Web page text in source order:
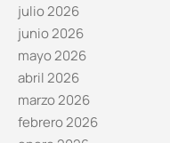
julio 2026
junio 2026
mayo 2026
abril 2026
marzo 2026
febrero 2026